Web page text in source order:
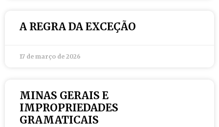
A REGRA DA EXCEÇÃO
17 de março de 2026
MINAS GERAIS E
IMPROPRIEDADES
GRAMATICAIS